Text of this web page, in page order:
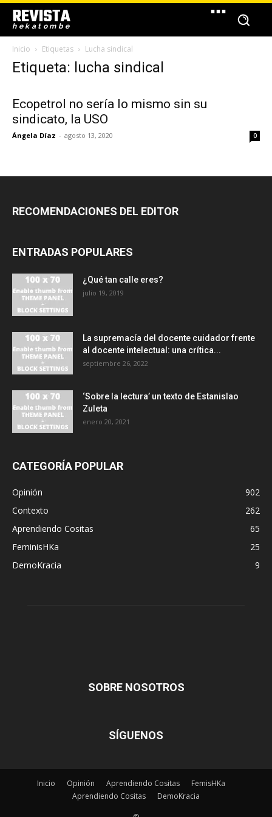
REVISTA
hekatombe
Inicio Etiquetas Lucha sindical
Etiqueta: lucha sindical
Ecopetrol no sería lo mismo sin su
sindicato, la USO
Ángela Díaz - agosto 13, 2020 0
RECOMENDACIONES DEL EDITOR
ENTRADAS POPULARES
¿Qué tan calle eres?
julio 19, 2019
La supremacía del docente cuidador frente
al docente intelectual: una crítica...
septiembre 26, 2022
‘Sobre la lectura’ un texto de Estanislao
Zuleta
enero 20, 2021
CATEGORÍA POPULAR
Opinión
902
Contexto
262
Aprendiendo Cositas
65
FeminisHKa
25
DemoKracia
9
SOBRE NOSOTROS
SÍGUENOS
Inicio Opinión Aprendiendo Cositas
FemisHKa
Aprendiendo Cositas
DemoKracia